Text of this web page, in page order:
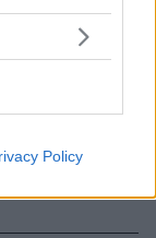
Policy
τη Χαλκίδα
- Η